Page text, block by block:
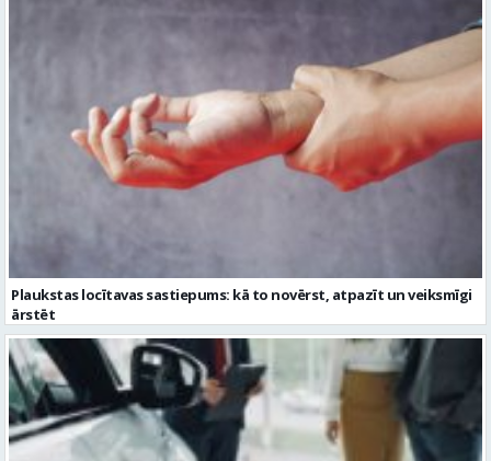
Plaukstas locītavas sastiepums: kā to novērst, atpazīt un veiksmīgi